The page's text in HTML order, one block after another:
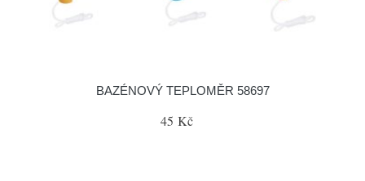
BAZÉNOVÝ TEPLOMĚR 58697
45 Kč